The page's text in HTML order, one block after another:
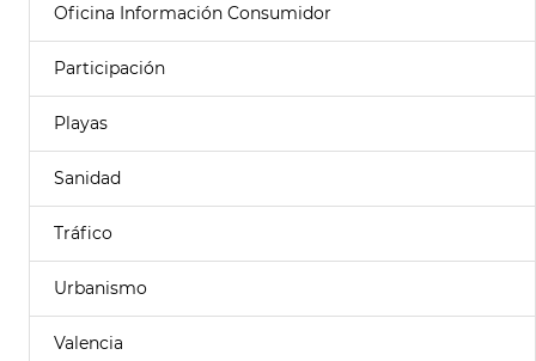
Oficina Información Consumidor
Participación
Playas
Sanidad
Tráfico
Urbanismo
Valencia